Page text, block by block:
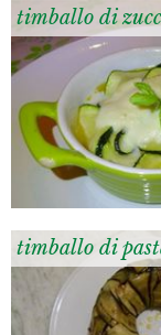
timballo di
timballo di